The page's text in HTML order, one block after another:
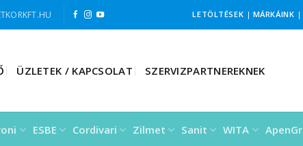
LETÖLTÉSEK | MÁRKÁINK |
ÜZLETEK / KAPCSOLAT SZERVIZPARTNEREKNEK
ESBE Cordivari Zilmet Sanit WITA